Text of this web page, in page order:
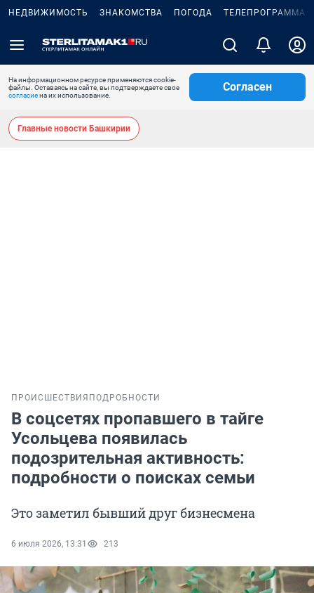
НЕДВИЖИМОСТЬ ЗНАКОМСТВА ПОГОДА ТЕЛЕПРОГРАММА
На информационном ресурсе применяются cookie-
файлы. Оставаясь на сайте, вы подтверждаете свое
согласиена их использование.
Согласен
Главные новости Башкирии
ПРОИСШЕСТВИЯ ПОДРОБНОСТИ
В соцсетях пропавшего в тайге
Усольцева появилась
подозрительная активность:
подробности о поисках семьи
Это заметил бывший друг бизнесмена
6 июля 2026, 13:31 213